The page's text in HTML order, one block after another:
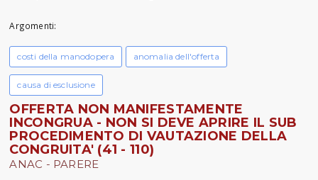
Argomenti:
costi della manodopera anomalia dell'offerta
causa di esclusione
OFFERTA NON MANIFESTAMENTE
INCONGRUA - NON SI DEVE APRIRE IL SUB
PROCEDIMENTO DI VAUTAZIONE DELLA
CONGRUITA' (41 - 110)
ANAC - PARERE